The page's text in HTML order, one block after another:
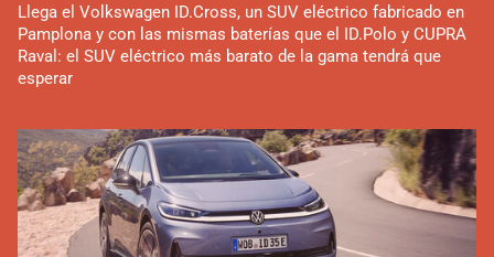
Llega el Volkswagen ID.Cross, un SUV eléctrico fabricado en
Pamplona y con las mismas baterías que el ID.Polo y CUPRA
Raval: el SUV eléctrico más barato de la gama tendrá que
esperar